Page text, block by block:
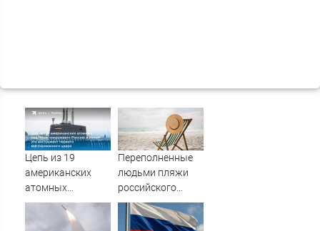
Цепь из 19
американских
атомных
подлодок
«окружает»
Переполненные
людьми пляжи
российского
курортного
города сняли на